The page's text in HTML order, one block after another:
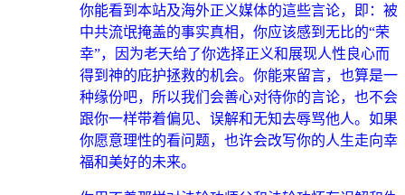
你能看到本站及海外正义媒体的這些言论，即：被
中共流氓掩盖的事实真相，你应该感到无比的“荣
幸”，因为老天给了你选择正义和展现人性良心而
得到神的庇护拯救的机会。你能来留言，也算是一
种缘份吧，所以我们会善心对待你的言论，也不会
跟你一样带着偏见、误解和无知去辱骂他人。如果
你愿意理性的看问题，也许会改写你的人生走向幸
福和美好的未来。